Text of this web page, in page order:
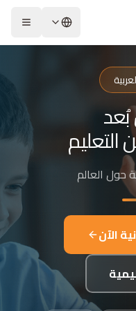
الإسلامية والعلوم للأطفال والبالغين من مختلف أنحاء العالم.
بها
الإنجليزية، الفرنسية
التعليم
الآن